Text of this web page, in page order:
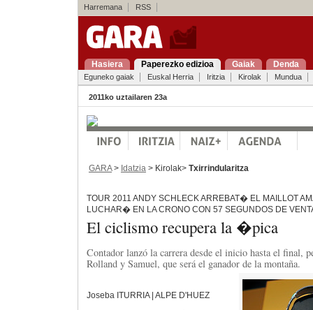
Harremana RSS
Hasiera Paperezko edizioa Gaiak Denda
Eguneko gaiak Euskal Herria Iritzia Kirolak Mundua
2011ko uztailaren 23a
GARA> Idatzia > Kirolak> Txirrindularitza
TOUR 2011 ANDY SCHLECK ARREBAT� EL MAILLOT
LUCHAR� EN LA CRONO CON 57 SEGUNDOS DE
El ciclismo recupera la �pica
Contador lanzó la carrera desde el inicio hasta el final,
Rolland y Samuel, que será el ganador de la montaña.
Joseba ITURRIA | ALPE D'HUEZ